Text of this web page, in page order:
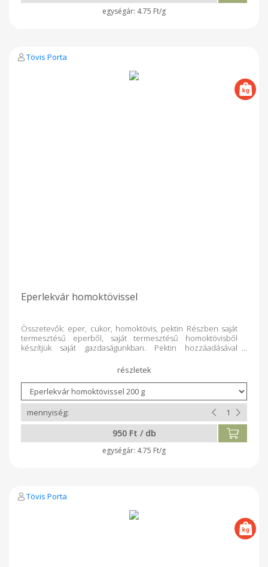
4.75 Ft/g
Tövis Porta
Eperlekvár homoktövissel
Összetevők: eper, cukor, homoktövis, pektin Részben saját
termesztésű eperből, saját termesztésű homoktövisből
készítjük saját gazdaságunkban. Pektin hozzáadásával
950 Ft / db
4.75 Ft/g
Tövis Porta